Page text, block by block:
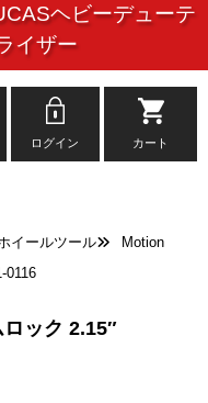
ヘビーデューテ
イザー
ログイン カート
イールツール
Motion
ック 2.15″